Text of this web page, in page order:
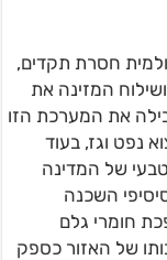
חסרת תקדים,
המזינה את
את המערכת הזו
דולר בייצוא נפט וגז, בעוד
של המדינה
השכנה
חומרי גלם
של האזור כספק